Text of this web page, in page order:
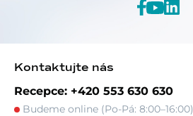
Kontaktujte nás
Recepce: +420 553 630 630
Budeme online (Po-Pá: 8:00–16:00)